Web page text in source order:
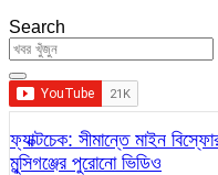
Search
ফ্যাক্টচেক: সীমান্তে মাইন
মুন্সিগঞ্জের পুরোনো ভিডিও